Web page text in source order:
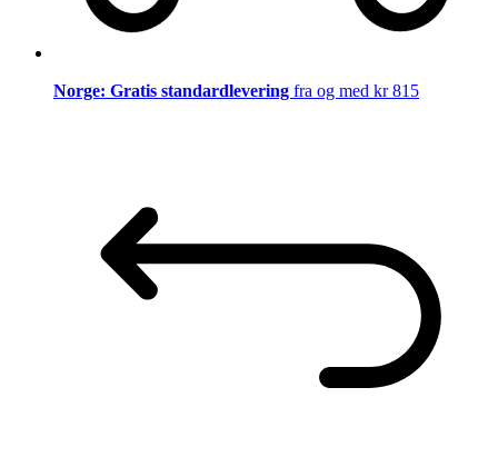
Norge: Gratis standardlevering fra og med kr 815